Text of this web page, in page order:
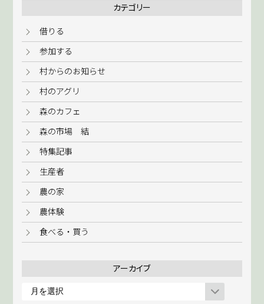
カテゴリー
借りる
参加する
村からのお知らせ
村のアグリ
森のカフェ
森の市場 結
特集記事
生産者
農の家
農体験
食べる・買う
アーカイブ